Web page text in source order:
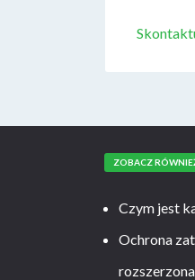
ZOBACZ
Czym jest
Ochrona